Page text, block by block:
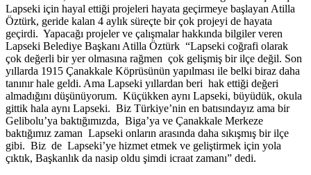
Lapseki için hayal ettiği projeleri hayata geçirmeye başlayan Atilla
Öztürk, geride kalan 4 aylık süreçte bir çok projeyi de hayata
geçirdi. Yapacağı projeler ve çalışmalar hakkında bilgiler veren
Lapseki Belediye Başkanı Atilla Öztürk “Lapseki coğrafi olarak
çok değerli bir yer olmasına rağmen çok gelişmiş bir ilçe değil. Son
yıllarda 1915 Çanakkale Köprüsünün yapılması ile belki biraz daha
tanınır hale geldi. Ama Lapseki yıllardan beri hak ettiği değeri
almadığını düşünüyorum. Küçükken aynı Lapseki, büyüdük, okula
gittik hala aynı Lapseki. Biz Türkiye’nin en batısındayız ama bir
Gelibolu’ya baktığımızda, Biga’ya ve Çanakkale Merkeze
baktığımız zaman Lapseki onların arasında daha sıkışmış bir ilçe
gibi. Biz de Lapseki’ye hizmet etmek ve geliştirmek için yola
çıktık, Başkanlık da nasip oldu şimdi icraat zamanı” dedi.